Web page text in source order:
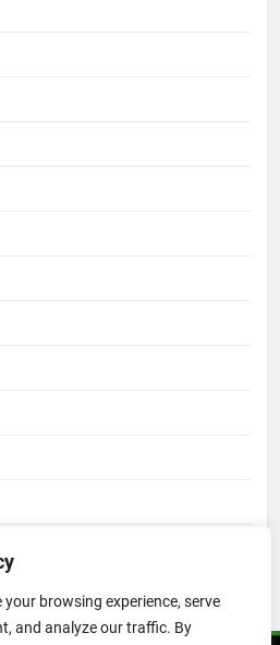
your browsing experience, serve
and analyze our traffic. By